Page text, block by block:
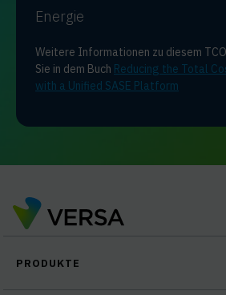
Energie
Weitere Informationen zu diesem
Sie in dem Buch Reducing the Total
with a Unified SASE Platform
PRODUKTE